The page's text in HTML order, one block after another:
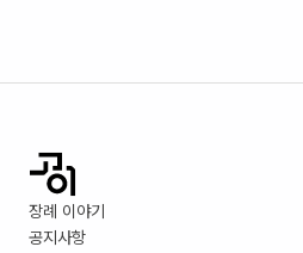
장례 이야기
공지사항